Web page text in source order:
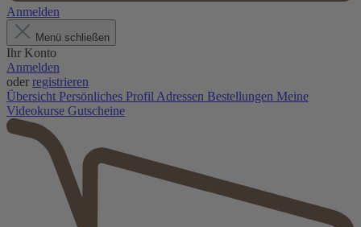
Anmelden
Menü schließen
Ihr Konto
Anmelden
oder registrieren
Übersicht Persönliches Profil Adressen Bestellungen Meine
Videokurse Gutscheine